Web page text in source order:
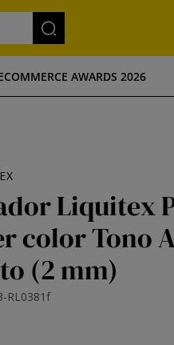
AWARDS 2026
Liquitex
color Tono
(2 mm)
RL0381f